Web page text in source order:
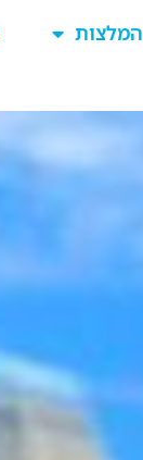
המלצות